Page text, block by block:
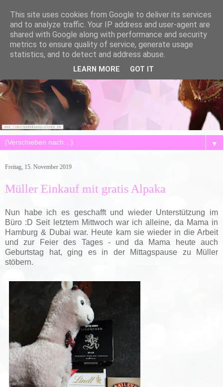
▼
Freitag, 15. November 2019
Müller Einkauf mit gratis Alpaka
Nun habe ich es geschafft und wieder Unterstützung im
Büro :D Seit letztem Mittwoch war ich alleine, da Mama in
Hamburg & Dubai war. Heute kam sie wieder in die Arbeit
und zur Feier des Tages - und da Mama heute auch
Geburtstag hat, ging es in der Mittagspause zu Müller
stöbern.
This site uses cookies from Google to deliver its services
and to analyze traffic. Your IP address and user-agent are
shared with Google along with performance and security
metrics to ensure quality of service, generate usage
statistics, and to detect and address abuse.
LEARN MORE GOT IT